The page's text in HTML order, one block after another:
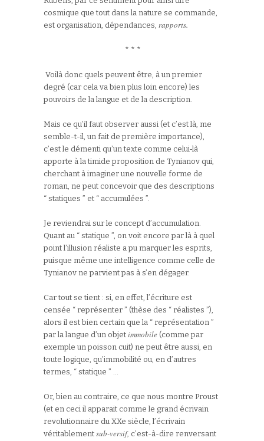
cosmique que tout dans la nature se commande,
est organisation, dépendances, rapports.
* * *
Voilà donc quels peuvent être, à un premier
degré (car cela va bien plus loin encore) les
pouvoirs de la langue et de la description.
Mais ce qu’il faut observer aussi (et c’est là, me
semble-t-il, un fait de première importance),
c’est le démenti qu’un texte comme celui‑là
apporte à la timide proposition de Tynianov qui,
cherchant à imaginer une nouvelle forme de
roman, ne peut concevoir que des descriptions
“ statiques ” et “ accumulées ”.
Je reviendrai sur le concept d’accumulation.
Quant au “ statique ”, on voit encore par là à quel
point l’illusion réaliste a pu marquer les esprits,
puisque même une intelligence comme celle de
Tynianov ne parvient pas à s’en dégager.
Car tout se tient : si, en effet, l’écriture est
censée “ représenter ” (thèse des “ réalistes ”),
alors il est bien certain que la “ représentation ”
par la langue d’un objet immobile (comme par
exemple un poisson cuit) ne peut être aussi, en
toute logique, qu’immobilité ou, en d’autres
termes, “ statique ” …
Or, bien au contraire, ce que nous montre Proust
(et en ceci il apparait comme le grand écrivain
revolutionnaire du XXe siècle, l’écrivain
véritablement sub-versif, c’est-à-dire renversant